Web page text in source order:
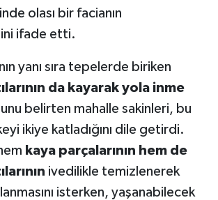
olası bir facianın
ifade etti.
yanı sıra tepelerde biriken
da kayarak yola inme
belirten mahalle sakinleri, bu
ikiye katladığını dile getirdi.
kaya parçalarının hem de
ivedilikle temizlenerek
isterken, yaşanabilecek